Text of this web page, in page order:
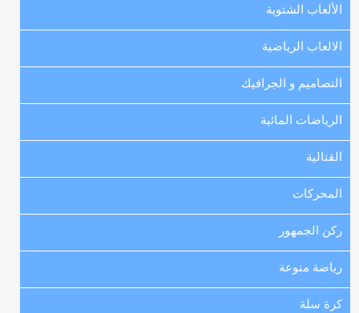
الألعاب الشتوية
الالعاب الرياضية
التصاميم و الجرافيك
الرياضات المائية
القتالية
المحركات
ركن الجمهور
رياضة منوعة
كرة سلة